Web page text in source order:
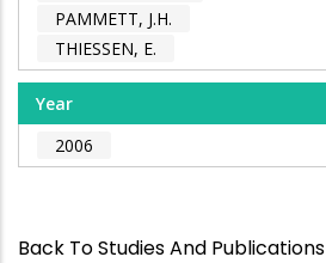
PAMMETT, J.H.
THIESSEN, E.
Year
2006
Back To Studies And Publications